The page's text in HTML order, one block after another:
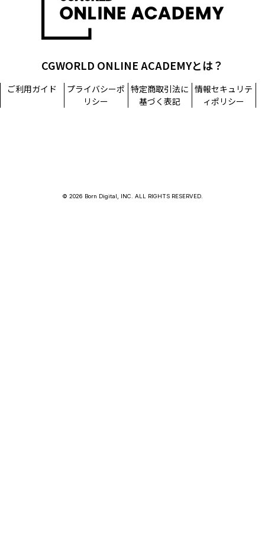
CGWORLD ONLINE ACADEMYとは？
ご利用ガイド
プライバシーポ
リシー
特定商取引法に
基づく表記
情報セキュリテ
ィポリシー
© 2026 Born Digital, INC. ALL RIGHTS RESERVED.